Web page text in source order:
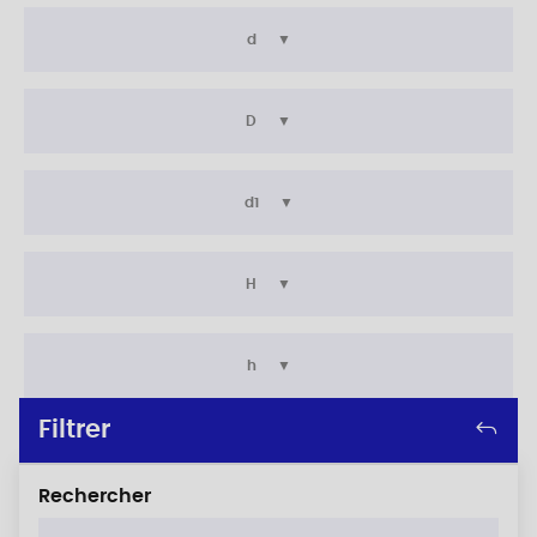
d
D
d1
H
h
Filtrer
Rechercher